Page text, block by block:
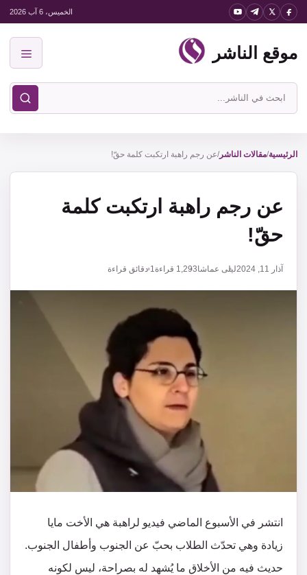
انتقل
المحتوى
الخميس، 6 آب 2026
موقع الناشر
ابحث
في
الناشر
الرئيسية/مقالات الناشر/عن رجم راهبة ارتكبت كلمة حقّ!
عن رجم راهبة ارتكبت كلمة
حقّ!
آذار 11, 2024 ليلى عماشا1,293 قراءة1 دقائق قراءة
انتشر في الأسبوع الماضي فيديو لراهبة هي الأخت مايا
زيادة وهي تحدّث الطلاب بحبّ عن الجنوب وأطفال الجنوب.
حديث فيه من الأخلاق ما يُشهد له بصراحة، ليس لكونه